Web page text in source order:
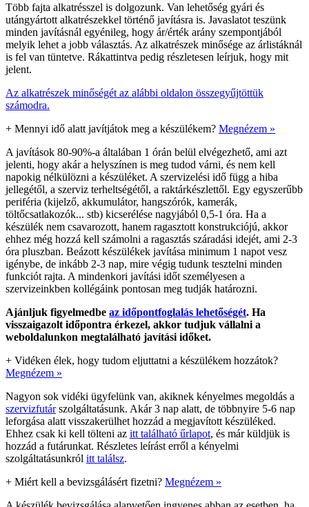
Több fajta alkatrésszel is dolgozunk. Van lehetőség gyári és
utángyártott alkatrészekkel történő javításra is. Javaslatot teszünk
minden javításnál egyénileg, hogy ár/érték arány szempontjából
melyik lehet a jobb választás. Az alkatrészek minősége az árlistáknál
is fel van tüntetve. Rákattintva pedig részletesen leírjuk, hogy mit
jelent.
Az alkatrészek minőségét az alábbi oldalon összegyűjtöttük
számodra.
+ Mennyi idő alatt javítjátok meg a készülékem? Megnézem »
A javítások 80-90%-a általában 1 órán belül elvégezhető, ami azt
jelenti, hogy akár a helyszínen is meg tudod várni, és nem kell
napokig nélkülözni a készüléket. A szervizelési idő függ a hiba
jellegétől, a szerviz terheltségétől, a raktárkészlettől. Egy egyszerűbb
periféria (kijelző, akkumulátor, hangszórók, kamerák,
töltőcsatlakozók... stb) kicserélése nagyjából 0,5-1 óra. Ha a
készülék nem csavarozott, hanem ragasztott konstrukciójú, akkor
ehhez még hozzá kell számolni a ragasztás száradási idejét, ami 2-3
óra pluszban. Beázott készülékek javítása minimum 1 napot vesz
igénybe, de inkább 2-3 nap, mire végig tudunk tesztelni minden
funkciót rajta. A mindenkori javítási időt személyesen a
szervizeinkben kollégáink pontosan meg tudják határozni.
Ajánljuk figyelmedbe az időpontfoglalás lehetőségét. Ha
visszaigazolt időpontra érkezel, akkor tudjuk vállalni a
weboldalunkon megtalálható javítási időket.
+ Vidéken élek, hogy tudom eljuttatni a készülékem hozzátok?
Megnézem »
Nagyon sok vidéki ügyfelünk van, akiknek kényelmes megoldás a
szervizfutárszolgáltatásunk. Akár 3 nap alatt, de többnyire 5-6 nap
leforgása alatt visszakerülhet hozzád a megjavított készüléked.
Ehhez csak ki kell tölteni az itt található űrlapot, és már küldjük is
hozzád a futárunkat. Részletes leírást erről a kényelmi
szolgáltatásunkról itt találsz.
+ Miért kell a bevizsgálásért fizetni? Megnézem »